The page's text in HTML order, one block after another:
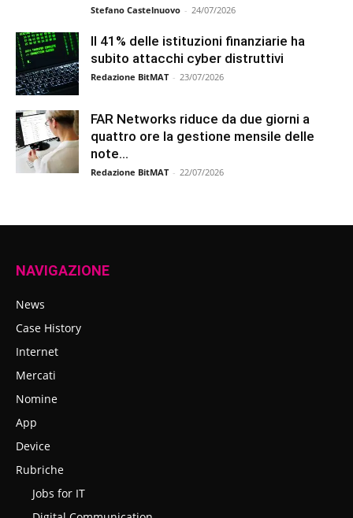
Stefano Castelnuovo - 24/07/2026
Il 41% delle istituzioni finanziarie ha
subito attacchi cyber distruttivi
Redazione BitMAT - 23/07/2026
FAR Networks riduce da due giorni a
quattro ore la gestione mensile delle
note...
Redazione BitMAT - 22/07/2026
NAVIGAZIONE
News
Case History
Internet
Mercati
Nomine
App
Device
Rubriche
Jobs for IT